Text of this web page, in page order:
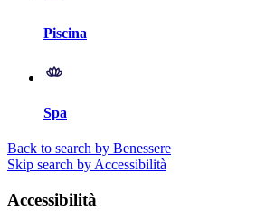
Piscina
Spa
Back to search by Benessere
Skip search by Accessibilità
Accessibilità